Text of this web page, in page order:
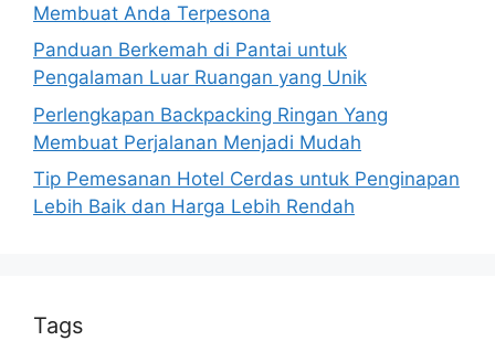
Membuat Anda Terpesona
Panduan Berkemah di Pantai untuk
Pengalaman Luar Ruangan yang Unik
Perlengkapan Backpacking Ringan Yang
Membuat Perjalanan Menjadi Mudah
Tip Pemesanan Hotel Cerdas untuk Penginapan
Lebih Baik dan Harga Lebih Rendah
Tags